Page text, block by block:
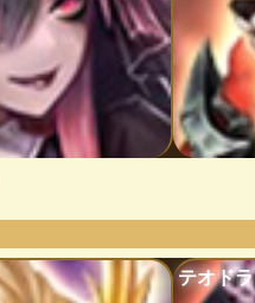
テオドラ